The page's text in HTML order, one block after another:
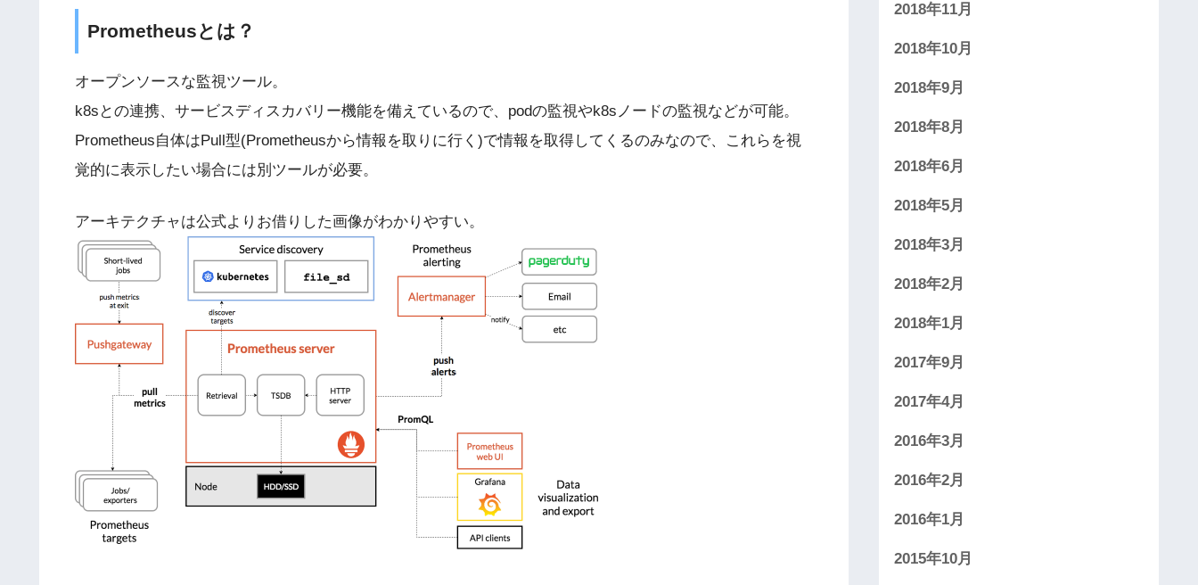
Prometheusとは？
オープンソースな監視ツール。
k8sとの連携、サービスディスカバリー機能を備えているので、podの監視やk8sノードの監視などが可能。
Prometheus自体はPull型(Prometheusから情報を取りに行く)で情報を取得してくるのみなので、これらを視
覚的に表示したい場合には別ツールが必要。
アーキテクチャは公式よりお借りした画像がわかりやすい。
2018年11月
2018年10月
2018年9月
2018年8月
2018年6月
2018年5月
2018年3月
2018年2月
2018年1月
2017年9月
2017年4月
2016年3月
2016年2月
2016年1月
2015年10月